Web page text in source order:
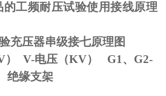
工频耐压试验使用接线原理
充压器串级接七原理图
） V-电压（KV） G1、G2-
绝缘支架